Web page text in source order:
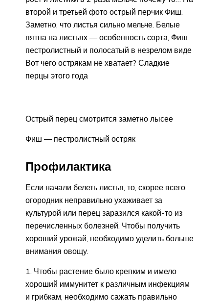
второй и третьей фото острый перчик Фиш.
Заметно, что листья сильно мельче. Белые
пятна на листьях — особенность сорта, Фиш
пестролистный и полосатый в незрелом виде
Вот чего острякам не хватает? Сладкие
перцы этого года
Острый перец смотрится заметно лысее
Фиш — пестролистный остряк
Профилактика
Если начали белеть листья, то, скорее всего,
огородник неправильно ухаживает за
культурой или перец заразился какой-то из
перечисленных болезней. Чтобы получить
хороший урожай, необходимо уделить больше
внимания овощу.
Чтобы растение было крепким и имело
хороший иммунитет к различным инфекциям
и грибкам, необходимо сажать правильно